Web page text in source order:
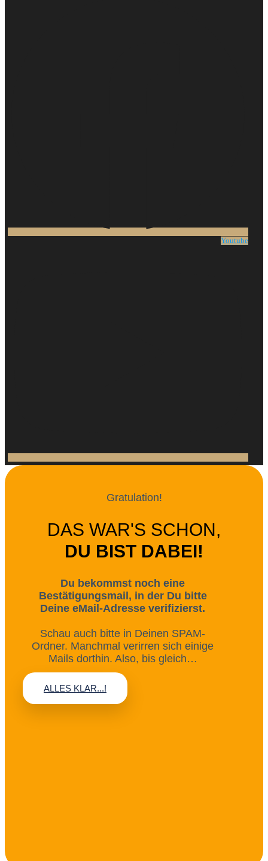
Youtube
Gratulation!
DAS WAR'S SCHON,
DU BIST DABEI!
Du bekommst noch eine
Bestätigungsmail, in der Du bitte
Deine eMail-Adresse verifizierst.
Schau auch bitte in Deinen SPAM-
Ordner. Manchmal verirren sich einige
Mails dorthin. Also, bis gleich…
ALLES KLAR...!